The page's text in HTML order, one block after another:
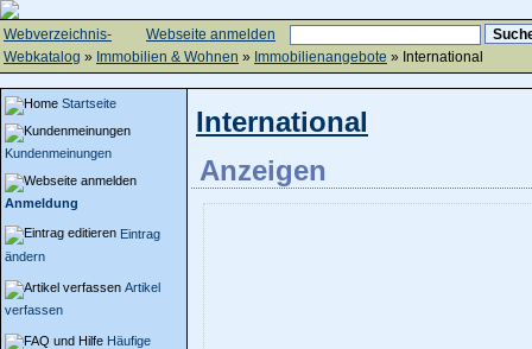
Webseite anmelden
Webverzeichnis-
Webkatalog » Immobilien & Wohnen » Immobilienangebote » International
Startseite
Kundenmeinungen
Anmeldung
Eintrag
ändern
Artikel
verfassen
Häufige
International
Anzeigen